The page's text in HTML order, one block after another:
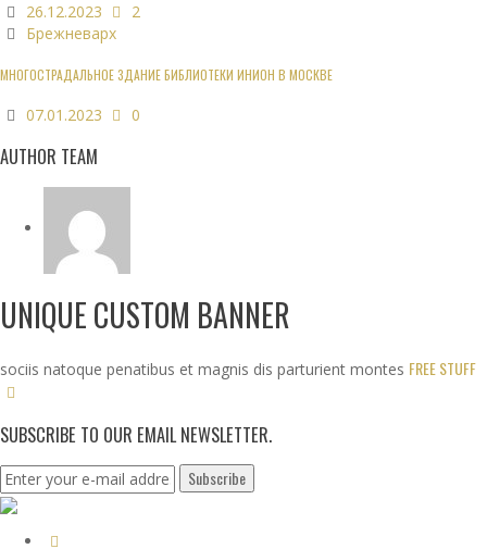
26.12.2023
2
Брежневарх
МНОГОСТРАДАЛЬНОЕ ЗДАНИЕ БИБЛИОТЕКИ ИНИОН В МОСКВЕ
07.01.2023 0
AUTHOR TEAM
UNIQUE CUSTOM BANNER
sociis natoque penatibus et magnis dis parturient montes FREE STUFF
SUBSCRIBE TO OUR EMAIL NEWSLETTER.